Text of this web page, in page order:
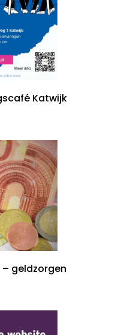
Katwijk
– geldzorgen